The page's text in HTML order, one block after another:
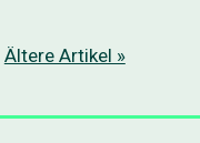
Ältere Artikel »